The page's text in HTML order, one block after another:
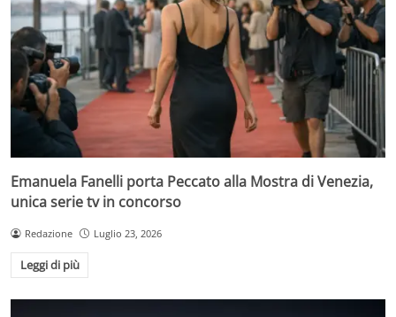
Emanuela Fanelli porta Peccato alla Mostra di Venezia,
unica serie tv in concorso
Redazione Luglio 23, 2026
Leggi di più